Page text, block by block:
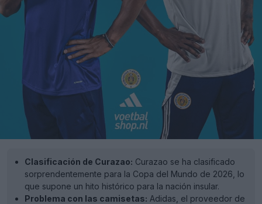
Clasificación de Curazao: Curazao se ha clasificado
sorprendentemente para la Copa del Mundo de 2026, lo
que supone un hito histórico para la nación insular.
Problema con las camisetas: Adidas, el proveedor de